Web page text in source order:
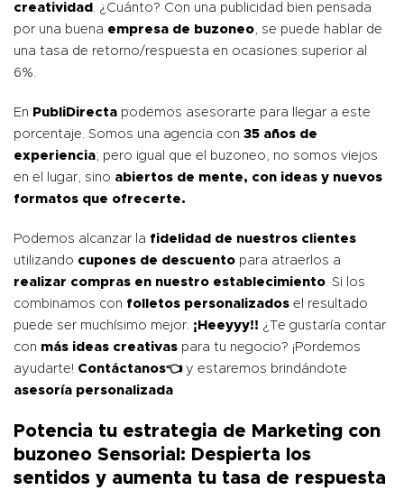
creatividad . ¿Cuánto? Con una publicidad bien pensada
por una buena empresa de buzoneo, se puede hablar de
una tasa de retorno/respuesta en ocasiones superior al
6%.
En PubliDirecta podemos asesorarte para llegar a este
porcentaje. Somos una agencia con 35 años de
experiencia; pero igual que el buzoneo, no somos viejos
en el lugar, sino abiertos de mente, con ideas y nuevos
formatos que ofrecerte.
Podemos alcanzar la fidelidad de nuestros clientes
utilizando cupones de descuento para atraerlos a
realizar compras en nuestro establecimiento. Si los
combinamos con folletos personalizados el resultado
puede ser muchísimo mejor. ¡Heeyyy!! ¿Te gustaría contar
con más ideas creativas para tu negocio? ¡Pordemos
ayudarte! Contáctanos👈y estaremos brindándote
asesoría personalizada
Potencia tu estrategia de Marketing con
buzoneo Sensorial: Despierta los
sentidos y aumenta tu tasa de respuesta